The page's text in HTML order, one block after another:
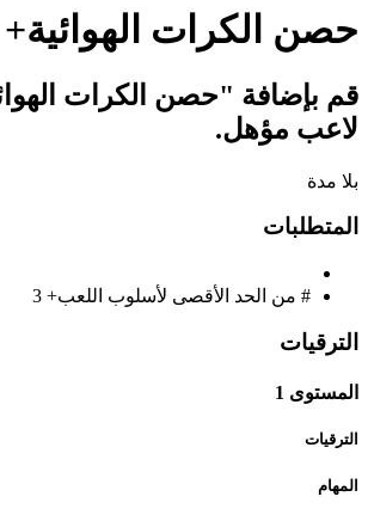
حصن الكرات الهوائية+
قم بإضافة "حصن الكرات
لاعب مؤهل.
بلا مدة
المتطلبات
# من الحد الأقصى لأسلوب اللعب+
الترقيات
المستوى 1
الترقيات
المهام